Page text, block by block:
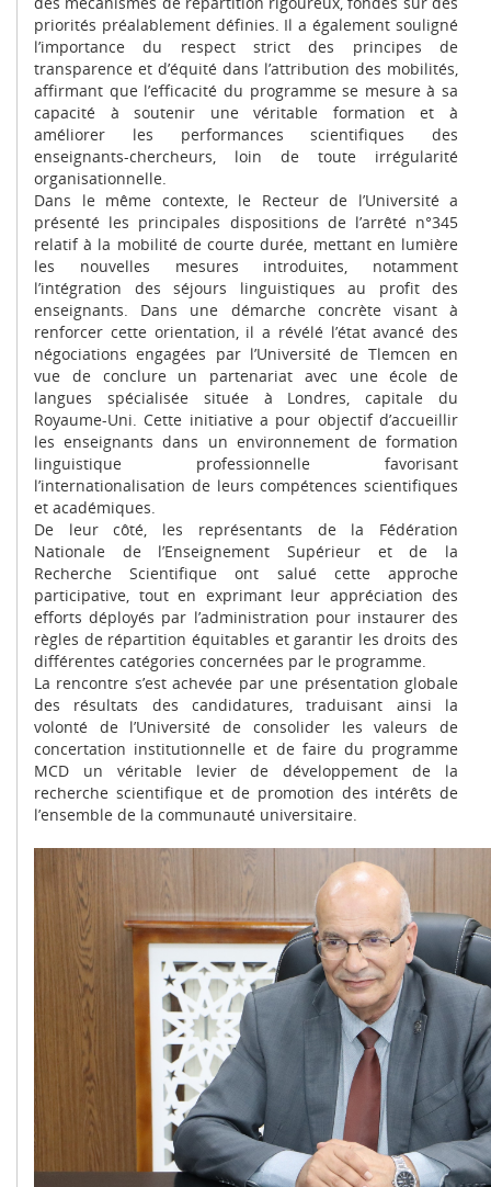
priorités préalablement définies. Il a également souligné
l’importance du respect strict des principes de
transparence et d’équité dans l’attribution des mobilités,
affirmant que l’efficacité du programme se mesure à sa
capacité à soutenir une véritable formation et à
améliorer les performances scientifiques des
enseignants-chercheurs, loin de toute irrégularité
organisationnelle.
Dans le même contexte, le Recteur de l’Université a
présenté les principales dispositions de l’arrêté n°345
relatif à la mobilité de courte durée, mettant en lumière
les nouvelles mesures introduites, notamment
l’intégration des séjours linguistiques au profit des
enseignants. Dans une démarche concrète visant à
renforcer cette orientation, il a révélé l’état avancé des
négociations engagées par l’Université de Tlemcen en
vue de conclure un partenariat avec une école de
langues spécialisée située à Londres, capitale du
Royaume-Uni. Cette initiative a pour objectif d’accueillir
les enseignants dans un environnement de formation
linguistique professionnelle favorisant
l’internationalisation de leurs compétences scientifiques
et académiques.
De leur côté, les représentants de la Fédération
Nationale de l’Enseignement Supérieur et de la
Recherche Scientifique ont salué cette approche
participative, tout en exprimant leur appréciation des
efforts déployés par l’administration pour instaurer des
règles de répartition équitables et garantir les droits des
différentes catégories concernées par le programme.
La rencontre s’est achevée par une présentation globale
des résultats des candidatures, traduisant ainsi la
volonté de l’Université de consolider les valeurs de
concertation institutionnelle et de faire du programme
MCD un véritable levier de développement de la
recherche scientifique et de promotion des intérêts de
l’ensemble de la communauté universitaire.